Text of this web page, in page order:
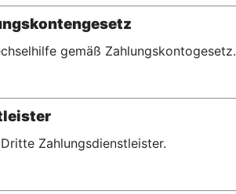
gemäß Zahlungskontogesetz.
Zahlungsdienstleister.